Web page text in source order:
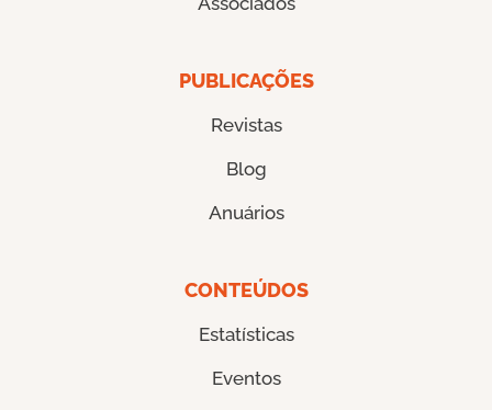
PUBLICAÇÕES
Revistas
Blog
Anuários
CONTEÚDOS
Estatísticas
Eventos